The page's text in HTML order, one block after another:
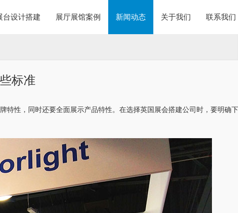
台设计搭建 展厅展馆案例 新闻动态 关于我们 联系我们
标准
性，同时还要全面展示产品特性。在选择英国展会搭建公司时，要明确